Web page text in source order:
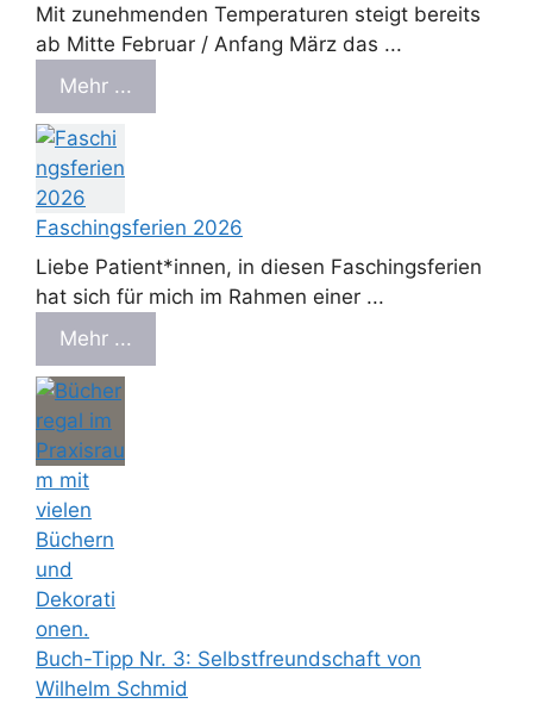
Mit zunehmenden Temperaturen steigt bereits
ab Mitte Februar / Anfang März das ...
Mehr ...
Faschingsferien 2026
Liebe Patient*innen, in diesen Faschingsferien
hat sich für mich im Rahmen einer ...
Mehr ...
Buch-Tipp Nr. 3: Selbstfreundschaft von
Wilhelm Schmid